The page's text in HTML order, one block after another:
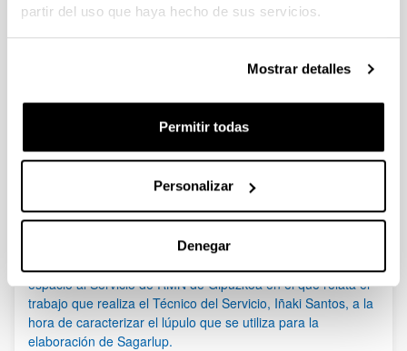
partir del uso que haya hecho de sus servicios.
Mostrar detalles
Permitir todas
Personalizar
Denegar
Convocatoria
(Abre una nueva ventana)
Convocatoria
(Abre una nueva ventana)
Solicitud(docx, 82,96Kb)
Noticias
RSS
(21/05/2026) Los Servicios Generales de Investigación
(SGIker) organizan una sesión sobre el uso responsable de
la IA en investigación, con la colaboración de Elsevier
espacio al Servicio de RMN de Gipuzkoa en el que relata el
trabajo que realiza el Técnico del Servicio, Iñaki Santos, a la
hora de caracterizar el lúpulo que se utiliza para la
elaboración de Sagarlup.